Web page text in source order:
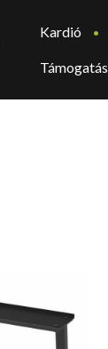
Kardió
Támogatás